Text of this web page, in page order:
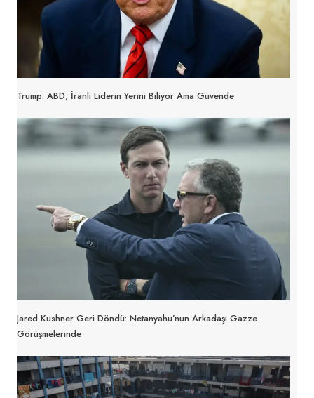
Trump: ABD, İranlı Liderin Yerini Biliyor Ama Güvende
Jared Kushner Geri Döndü: Netanyahu’nun Arkadaşı Gazze
Görüşmelerinde